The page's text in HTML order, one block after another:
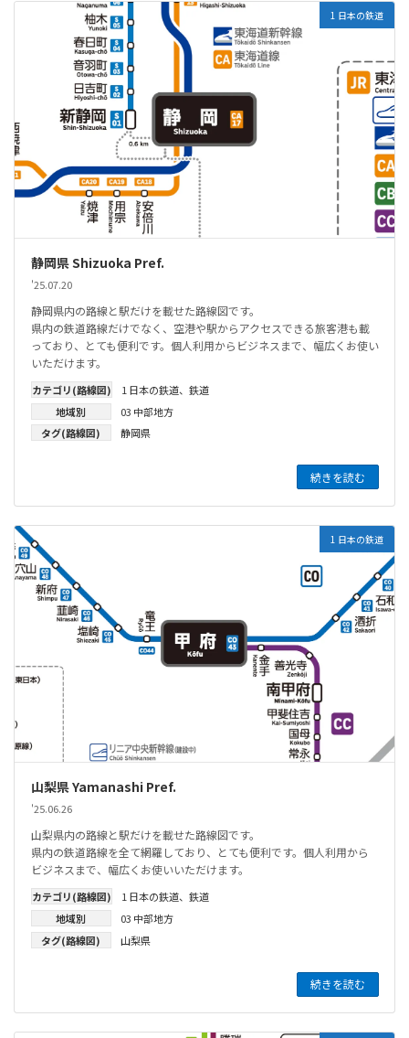
1 日本の鉄道
静岡県 Shizuoka Pref.
'25.07.20
静岡県内の路線と駅だけを載せた路線図です。
県内の鉄道路線だけでなく、空港や駅からアクセスできる旅客港も載
っており、とても便利です。個人利用からビジネスまで、幅広くお使い
いただけます。
カテゴリ(路線図) 1 日本の鉄道、 鉄道
地域別
03 中部地方
タグ(路線図)
静岡県
続きを読む
1 日本の鉄道
山梨県 Yamanashi Pref.
'25.06.26
山梨県内の路線と駅だけを載せた路線図です。
県内の鉄道路線を全て網羅しており、とても便利です。個人利用から
ビジネスまで、幅広くお使いいただけます。
カテゴリ(路線図) 1 日本の鉄道、 鉄道
地域別
03 中部地方
タグ(路線図)
山梨県
続きを読む